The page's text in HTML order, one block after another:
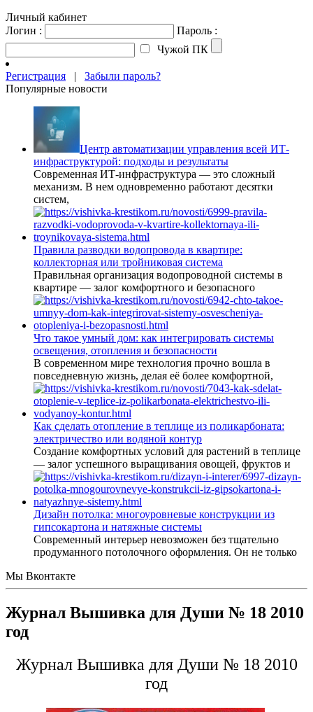
Личный кабинет
Логин :
Пароль :
Чужой ПК
Регистрация | Забыли пароль?
Популярные новости
Центр автоматизации управления всей ИТ-
инфраструктурой: подходы и результаты
Современная ИТ-инфраструктура — это сложный
механизм. В нем одновременно работают десятки
систем,
Правила разводки водопровода в квартире:
коллекторная или тройниковая система
Правильная организация водопроводной системы в
квартире — залог комфортного и безопасного
Что такое умный дом: как интегрировать системы
освещения, отопления и безопасности
В современном мире технология прочно вошла в
повседневную жизнь, делая её более комфортной,
Как сделать отопление в теплице из поликарбоната:
электричество или водяной контур
Создание комфортных условий для растений в теплице
— залог успешного выращивания овощей, фруктов и
Дизайн потолка: многоуровневые конструкции из
гипсокартона и натяжные системы
Современный интерьер невозможен без тщательно
продуманного потолочного оформления. Он не только
Мы Вконтакте
Журнал Вышивка для Души № 18 2010
год
Журнал Вышивка для Души № 18 2010
год